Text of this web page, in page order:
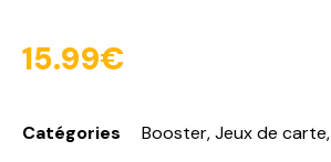
15.99€
Catégories Booster,Jeux de carte,